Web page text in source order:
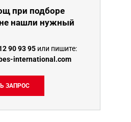
при подборе
нашли нужный
90 93 95 или пишите:
international.com
ЗАПРОС